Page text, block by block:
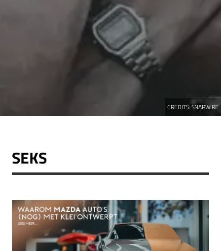
CREDITS:SNAPWIRE
SEKS